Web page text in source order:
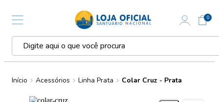
0
Início Acessórios Linha Prata Colar Cruz - Prata